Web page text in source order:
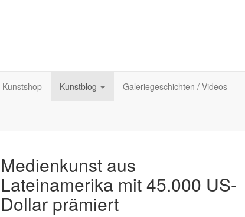
Kunstshop Kunstblog Galeriegeschichten / Videos
Medienkunst aus
Lateinamerika mit 45.000 US-
Dollar prämiert